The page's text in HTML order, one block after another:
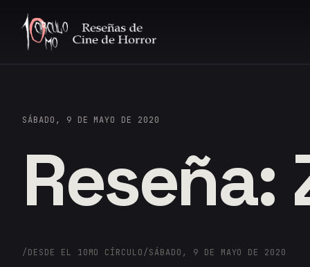
SÁBADO, 9 DE MAYO DE 2020
Reseña:
/DESDE EL 10MO CÍRCULO/SÁBADO, 9 DE MAYO DE 2020